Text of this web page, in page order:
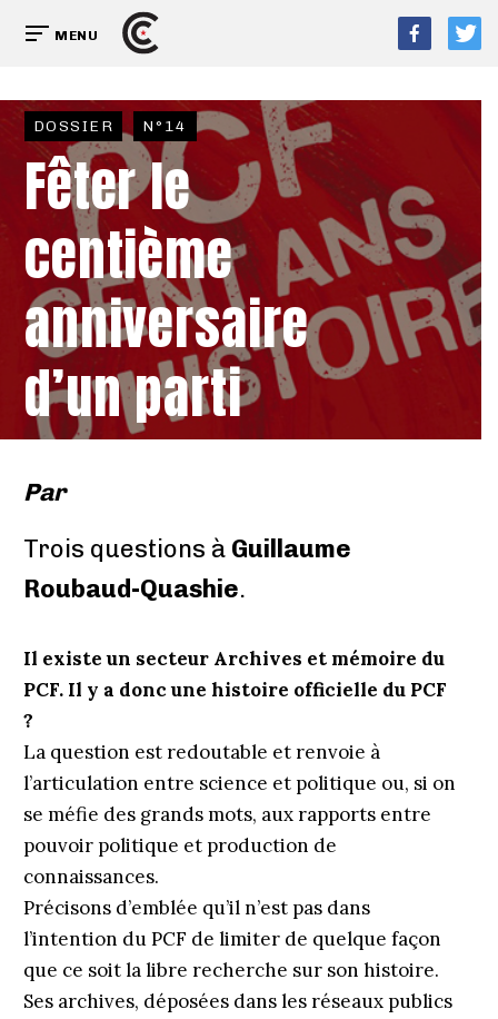
MENU
DOSSIER N°14
Fêter le
centième
anniversaire
d’un parti
Par
Trois questions à Guillaume
Roubaud-Quashie.
Il existe un secteur Archives et mémoire du
PCF. Il y a donc une histoire officielle du PCF
?
La question est redoutable et renvoie à
l’articulation entre science et politique ou, si on
se méfie des grands mots, aux rapports entre
pouvoir politique et production de
connaissances.
Précisons d’emblée qu’il n’est pas dans
l’intention du PCF de limiter de quelque façon
que ce soit la libre recherche sur son histoire.
Ses archives, déposées dans les réseaux publics